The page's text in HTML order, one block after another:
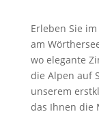
Erleben Sie im
am
wo elegante
die Alpen auf
unserem
das Ihnen die